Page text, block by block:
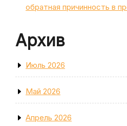
обратная причинность в
Архив
Июль 2026
Май 2026
Апрель 2026